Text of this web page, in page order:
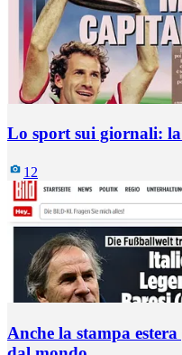
Lo sport sui giornali: la
12
Anche la stampa